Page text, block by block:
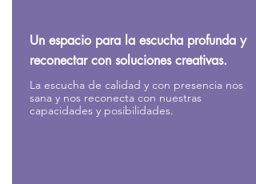
Un espacio para la escucha profunda y
reconectar con soluciones creativas.
La escucha de calidad y con presencia nos
sana y nos reconecta con nuestras
capacidades y posibilidades.